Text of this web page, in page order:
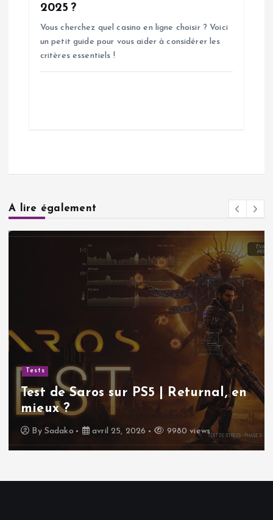
2025 ?
Vous cherchez quel casino en ligne choisir ? Voici
un petit guide pour vous aider à considérer les
critères essentiels !
A lire également
Tests
Test de Saros sur PS5 | Returnal, en
mieux ?
By Sadako avril 25, 2026 9980 views